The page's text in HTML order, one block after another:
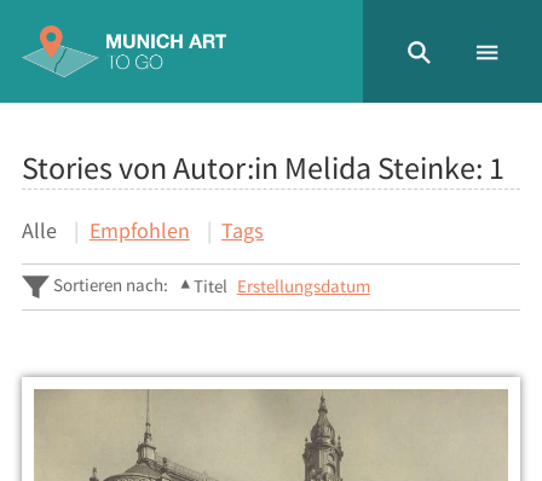
Stories von Autor:in Melida Steinke: 1
Alle Empfohlen Tags
Sortieren nach: Titel Erstellungsdatum